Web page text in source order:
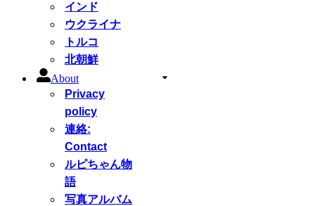
インド
ウクライナ
トルコ
北朝鮮
About
Privacy
policy
連絡:
Contact
ルピちゃん物
語
写真アルバム